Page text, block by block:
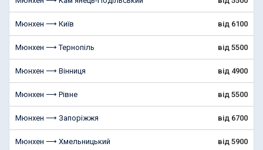
Мюнхен ⟶ Київ від 6100
Мюнхен ⟶ Тернопіль від 5500
Мюнхен ⟶ Вінниця від 4900
Мюнхен ⟶ Рівне від 5500
Мюнхен ⟶ Запоріжжя від 6700
Мюнхен ⟶ Хмельницький від 5900